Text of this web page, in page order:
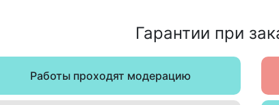
Гарантии при
Работы проходят модерацию